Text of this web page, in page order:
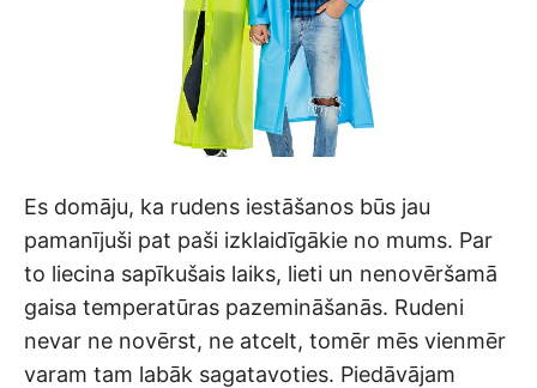
Es domāju, ka rudens iestāšanos būs jau
pamanījuši pat paši izklaidīgākie no mums. Par
to liecina sapīkušais laiks, lieti un nenovēršamā
gaisa temperatūras pazemināšanās. Rudeni
nevar ne novērst, ne atcelt, tomēr mēs vienmēr
varam tam labāk sagatavoties. Piedāvājam